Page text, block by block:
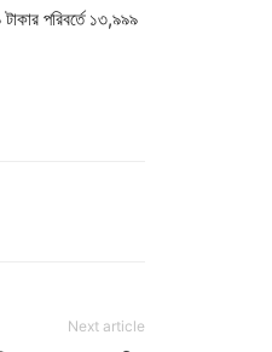
পরিবর্তে ১৩,৯৯৯
Next article